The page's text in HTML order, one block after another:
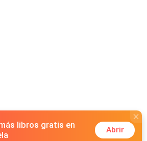
libros gratis en
Abrir